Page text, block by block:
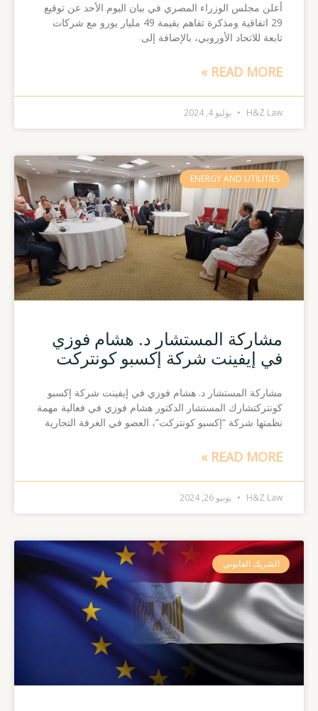
أعلن مجلس الوزراء المصري في بيان اليوم الأحد عن توقيع
29 اتفاقية ومذكرة تفاهم بقيمة 49 مليار يورو مع شركات
تابعة للاتحاد الأوروبي، بالإضافة إلى
READ MORE »
H&Z Law يوليو 4, 2024
ENERGY AND UTILITIES
مشاركة المستشار د. هشام فوزي
في إيفينت شركة إكسبو كونتركت
مشاركة المستشار د. هشام فوزي في إيفينت شركة إكسبو
كونتركتشارك المستشار الدكتور هشام فوزي في فعالية مهمة
نظمتها شركة “إكسبو كونتركت”، العضو في الغرفة التجارية
READ MORE »
H&Z Law يونيو 26, 2024
الشريك القانوني